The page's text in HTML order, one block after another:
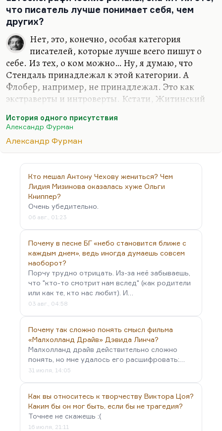
мне кажется. Нет, прекрасная история. Да, там о
любви сказано очень точно.
Бывают вещи большие, чем романтизированная
похоть. Вот моя «формула любви» (простите за
цитату)…
что писатель лучше понимает себя, чем
других?
Нет, это, конечно, особая категория
писателей, которые лучше всего пишут о
себе. Из тех, о ком можно… Ну, я думаю, что
Стендаль принадлежал к этой категории. А
Флобер, например, не принадлежал. Это как
экстраверты и интроверты. Кстати, Житинский
легче всего писать о себе. Наоборот, это самое
трудное, потому что в стихах можно быть в маске
лирического героя, а проза раздевает тебя, как
собственной воли». Да, боюсь, это верно. Боюсь,
это так.
Есть действительно литераторы, которые могут и
умеют рассказывать только о себе. Солженицын
называл это всё-таки «литературой второго ряда»,
«литературой…
История одного присутствия
Александр Фурман
Александр Фурман
Кто мешал Антону Чехову жениться? Чем
Лидия Мизинова оказалась хуже Ольги
Книппер?
Очень убедительно.
06 авг., 01:23
Почему в песне БГ «небо становится ближе с
каждым днем», ведь иногда думаешь совсем
наоборот?
Порчу трудно отрицать. Из-за неё забываешь,
что "кто-то смотрит нам вслед" (как родители
или как те, кто нас любит). И…
03 авг., 04:58
Почему так сложно понять смысл фильма
«Малхолланд Драйв» Дэвида Линча?
Малхолланд драйв действительно сложно
понять, но мне удалось его расшифровать:…
31 июля, 14:05
Как вы относитесь к творчеству Виктора Цоя?
Каким бы он мог быть, если бы не трагедия?
Точнее не скажешь :(
16 июля, 21:11